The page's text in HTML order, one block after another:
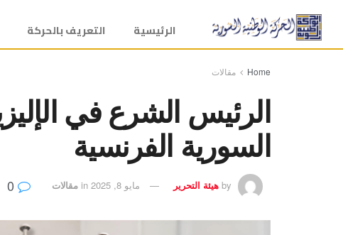
الرئيسية التعريف بالحركة
Home مقالات
الرئيس الشرع في
السورية الفرنسية
by هيئة التحرير مايو 8, 2025 in مقالات